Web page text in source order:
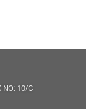
NO: 10/C